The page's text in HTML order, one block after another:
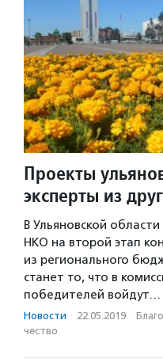
Проекты
эксперты из
В Ульяновской
НКО на второй этап
из регионального
станет то, что в
победителей войдут…
Новости · 22.05.2019 ·
чест­во